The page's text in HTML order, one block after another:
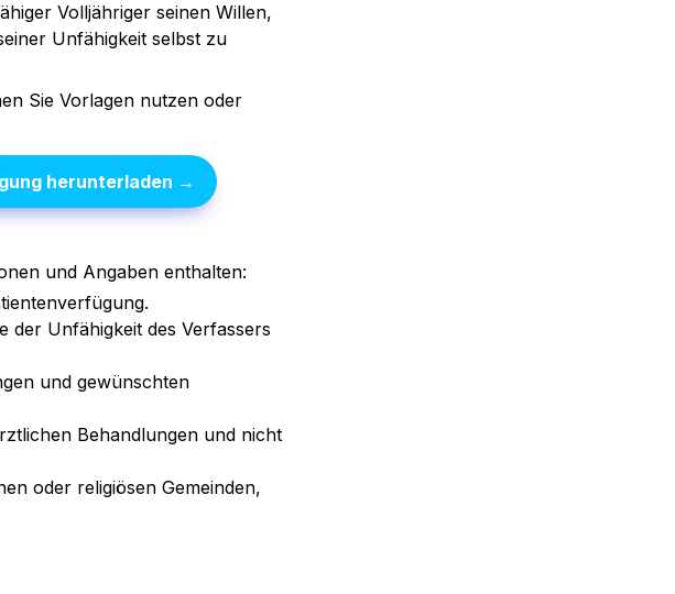
Volljähriger seinen Willen,
Unfähigkeit selbst zu
Sie Vorlagen nutzen oder
herunterladen →
und Angaben enthalten:
der Unfähigkeit des Verfassers
und gewünschten
Behandlungen und nicht
oder religiösen Gemeinden,